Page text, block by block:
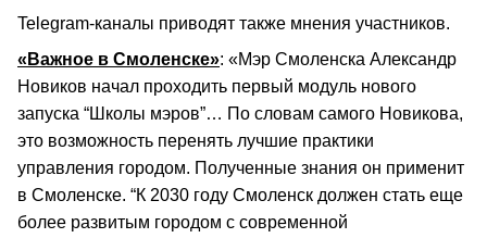
Telegram-каналы приводят также мнения участников.
«Важное в Смоленске»: «Мэр Смоленска Александр
Новиков начал проходить первый модуль нового
запуска “Школы мэров”… По словам самого Новикова,
это возможность перенять лучшие практики
управления городом. Полученные знания он применит
в Смоленске. “К 2030 году Смоленск должен стать еще
более развитым городом с современной